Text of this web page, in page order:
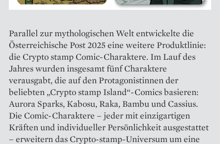
Parallel zur mythologischen Welt entwickelte die
Österreichische Post 2025 eine weitere Produktlinie:
die Crypto stamp Comic-Charaktere. Im Lauf des
Jahres wurden insgesamt fünf Charaktere
verausgabt, die auf den Protagonistinnen der
beliebten „Crypto stamp Island“-Comics basieren:
Aurora Sparks, Kabosu, Raka, Bambu und Cassius.
Die Comic-Charaktere – jeder mit einzigartigen
Kräften und individueller Persönlichkeit ausgestattet
– erweitern das Crypto-stamp-Universum um eine